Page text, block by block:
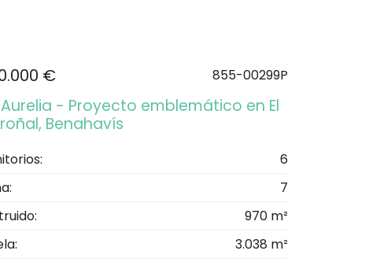
€ 855-00299P
- Proyecto emblemático en El
Benahavís
6
7
970 m²
3.038 m²